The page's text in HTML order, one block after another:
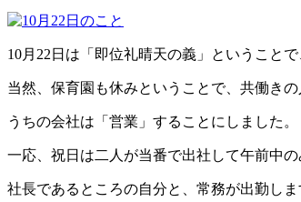
10月22日は「即位礼晴天の義」ということ
当然、保育園も休みということで、共働き
うちの会社は「営業」することにしました。
一応、祝日は二人が当番で出社して午前中の
社長であるところの自分と、常務が出勤しま